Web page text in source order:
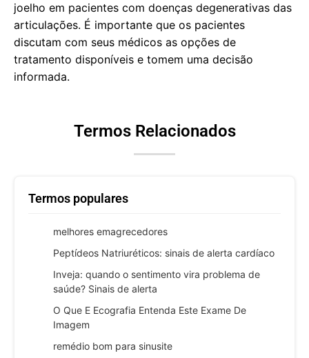
joelho em pacientes com doenças degenerativas das
articulações. É importante que os pacientes
discutam com seus médicos as opções de
tratamento disponíveis e tomem uma decisão
informada.
Termos Relacionados
Termos populares
melhores emagrecedores
Peptídeos Natriuréticos: sinais de alerta cardíaco
Inveja: quando o sentimento vira problema de
saúde? Sinais de alerta
O Que E Ecografia Entenda Este Exame De
Imagem
remédio bom para sinusite